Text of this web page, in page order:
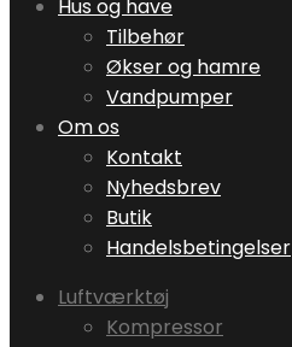
Hus og have
Tilbehør
Økser og hamre
Vandpumper
Om os
Kontakt
Nyhedsbrev
Butik
Handelsbetingelser
Luftværktøj
Kompressor